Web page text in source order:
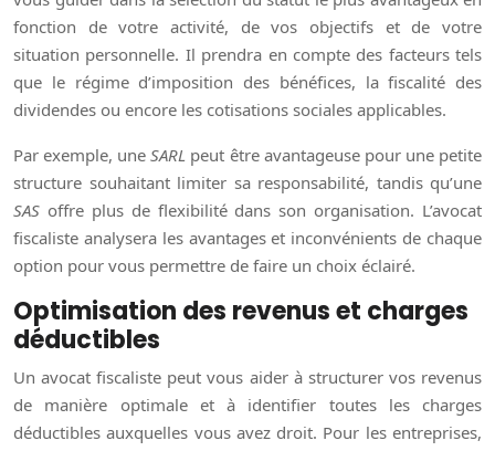
fonction de votre activité, de vos objectifs et de votre
situation personnelle. Il prendra en compte des facteurs tels
que le régime d’imposition des bénéfices, la fiscalité des
dividendes ou encore les cotisations sociales applicables.
Par exemple, uneSARL peut être avantageuse pour une petite
structure souhaitant limiter sa responsabilité, tandis qu’une
SAS offre plus de flexibilité dans son organisation. L’avocat
fiscaliste analysera les avantages et inconvénients de chaque
option pour vous permettre de faire un choix éclairé.
Optimisation des revenus et charges
déductibles
Un avocat fiscaliste peut vous aider à structurer vos revenus
de manière optimale et à identifier toutes les charges
déductibles auxquelles vous avez droit. Pour les entreprises,